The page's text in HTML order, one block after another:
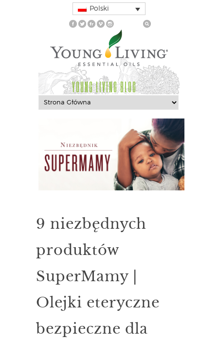
Polski
YOUNG LIVING BLOG
9 niezbędnych
produktów
SuperMamy |
Olejki eteryczne
bezpieczne dla